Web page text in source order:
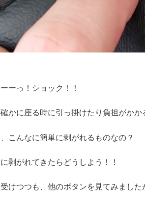
ーっ！ショック！！
かに座る時に引っ掛けたり負担がか
こんなに簡単に剥がれるものなの？
剥がれてきたらどうしよう！！
けつつも、他のボタンを見てみまし